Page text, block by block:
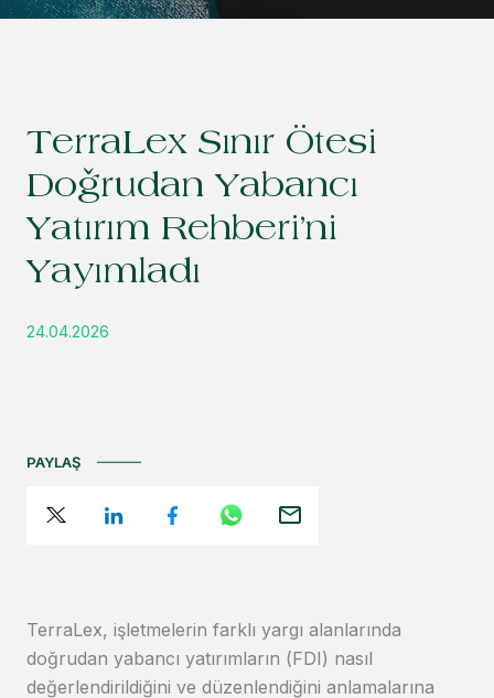
TerraLex Sınır Ötesi
Doğrudan Yabancı
Yatırım Rehberi’ni
Yayımladı
24.04.2026
TerraLex, işletmelerin farklı yargı alanlarında
doğrudan yabancı yatırımların (FDI) nasıl
değerlendirildiğini ve düzenlendiğini anlamalarına
PAYLAŞ